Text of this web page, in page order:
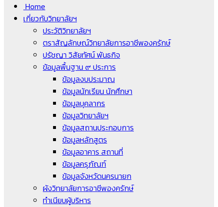
Home
เกี่ยวกับวิทยาลัยฯ
ประวัติวิทยาลัยฯ
ตราสัญลักษณ์วิทยาลัยการอาชีพองครักษ์
ปรัชญา วิสัยทัศน์ พันธกิจ
ข้อมูลพื้นฐาน ๙ ประการ
ข้อมูลงบประมาณ
ข้อมูลนักเรียน นักศึกษา
ข้อมูลบุคลากร
ข้อมูลวิทยาลัยฯ
ข้อมูลสถานประกอบการ
ข้อมูลหลักสูตร
ข้อมูลอาคาร สถานที่
ข้อมูลครุภัณฑ์
ข้อมูลจังหวัดนครนายก
ผังวิทยาลัยการอาชีพองครักษ์
ทำเนียบผู้บริหาร